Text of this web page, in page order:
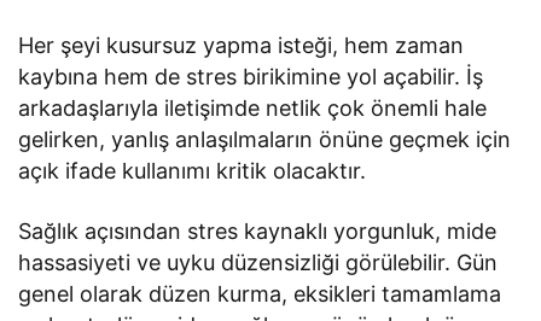
Her şeyi kusursuz yapma isteği, hem zaman
kaybına hem de stres birikimine yol açabilir. İş
arkadaşlarıyla iletişimde netlik çok önemli hale
gelirken, yanlış anlaşılmaların önüne geçmek için
açık ifade kullanımı kritik olacaktır.
Sağlık açısından stres kaynaklı yorgunluk, mide
hassasiyeti ve uyku düzensizliği görülebilir. Gün
genel olarak düzen kurma, eksikleri tamamlama